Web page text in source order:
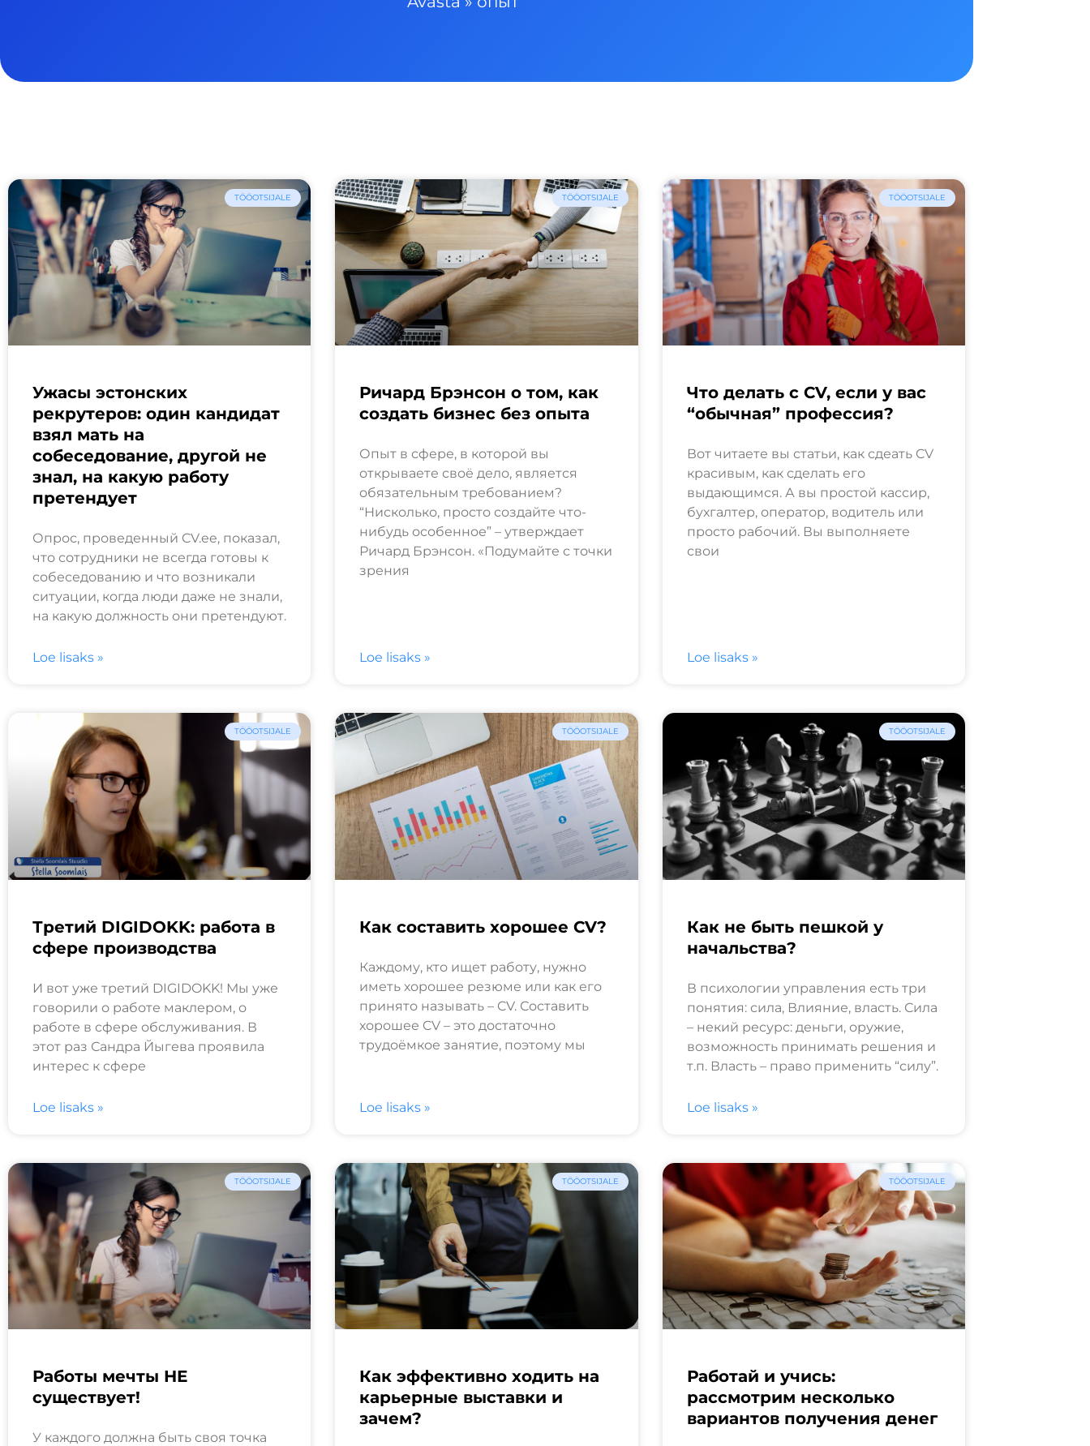
TÖÖOTSIJALE
Ужасы эстонских
рекрутеров: один кандидат
взял мать на
собеседование, другой не
знал, на какую работу
претендует
Опрос, проведенный CV.ee, показал,
что сотрудники не всегда готовы к
собеседованию и что возникали
ситуации, когда люди даже не знали,
на какую должность они претендуют.
Loe lisaks »
TÖÖOTSIJALE
Ричард Брэнсон о том, как
создать бизнес без опыта
Опыт в сфере, в которой вы
открываете своё дело, является
обязательным требованием?
“Нисколько, просто создайте что-
нибудь особенное” – утверждает
Ричард Брэнсон. «Подумайте с точки
зрения
Loe lisaks »
TÖÖOTSIJALE
Что делать с CV, если у вас
“обычная” профессия?
Вот читаете вы статьи, как сдеать CV
красивым, как сделать его
выдающимся. А вы простой кассир,
бухгалтер, оператор, водитель или
просто рабочий. Вы выполняете
свои
Loe lisaks »
TÖÖOTSIJALE
Третий DIGIDOKK: работа в
сфере производства
И вот уже третий DIGIDOKK! Мы уже
говорили о работе маклером, о
работе в сфере обслуживания. В
этот раз Сандра Йыгева проявила
интерес к сфере
Loe lisaks »
TÖÖOTSIJALE
Как составить хорошее CV?
Каждому, кто ищет работу, нужно
иметь хорошее резюме или как его
принято называть – CV. Составить
хорошее CV – это достаточно
трудоёмкое занятие, поэтому мы
Loe lisaks »
TÖÖOTSIJALE
Как не быть пешкой у
начальства?
В психологии управления есть три
понятия: сила, Влияние, власть. Сила
– некий ресурс: деньги, оружие,
возможность принимать решения и
т.п. Власть – право применить “силу”.
Loe lisaks »
TÖÖOTSIJALE
Работы мечты НЕ
существует!
У каждого должна быть своя точка
TÖÖOTSIJALE
Как эффективно ходить на
карьерные выставки и
зачем?
TÖÖOTSIJALE
Работай и учись:
рассмотрим несколько
вариантов получения денег